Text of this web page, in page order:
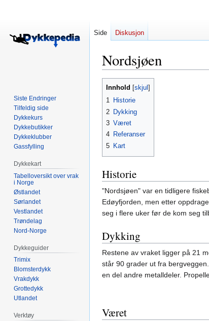
Nordsjøen
Hopp
Hopp
Innhold
1 Historie
2 Dykking
3 Været
4 Referanser
5 Kart
Historie
"Nordsjøen" var en tidligere
Edøyfjorden, men etter
seg i flere uker før de kom seg
Dykking
Restene av vraket ligger på 21
står 90 grader ut fra
en del andre metalldeler.
Været
Side Diskusjon
Siste Endringer
Tilfeldig side
Dykkekurs
Dykkebutikker
Dykkeklubber
Gassfylling
Dykkekart
Tabelloversikt over vrak
i Norge
Østlandet
Sørlandet
Vestlandet
Trøndelag
Nord-Norge
Dykkeguider
Trimix
Blomsterdykk
Vrakdykk
Grottedykk
Utlandet
Verktøy